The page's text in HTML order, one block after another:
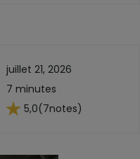
juillet 21, 2026
7 minutes
5,0(7notes)